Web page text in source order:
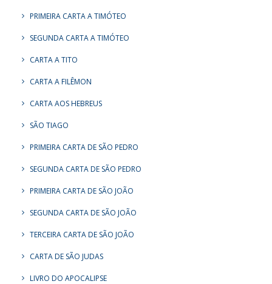
PRIMEIRA CARTA A TIMÓTEO
SEGUNDA CARTA A TIMÓTEO
CARTA A TITO
CARTA A FILÊMON
CARTA AOS HEBREUS
SÃO TIAGO
PRIMEIRA CARTA DE SÃO PEDRO
SEGUNDA CARTA DE SÃO PEDRO
PRIMEIRA CARTA DE SÃO JOÃO
SEGUNDA CARTA DE SÃO JOÃO
TERCEIRA CARTA DE SÃO JOÃO
CARTA DE SÃO JUDAS
LIVRO DO APOCALIPSE